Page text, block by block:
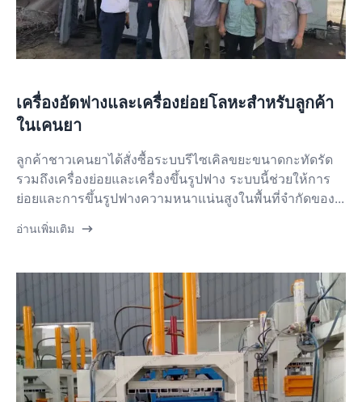
เครื่องอัดฟางและเครื่องย่อยโลหะสำหรับลูกค้า
ในเคนยา
ลูกค้าชาวเคนยาได้สั่งซื้อระบบรีไซเคิลขยะขนาดกะทัดรัด
รวมถึงเครื่องย่อยและเครื่องขึ้นรูปฟาง ระบบนี้ช่วยให้การ
ย่อยและการขึ้นรูปฟางความหนาแน่นสูงในพื้นที่จำกัดของ...
อ่านเพิ่มเติม